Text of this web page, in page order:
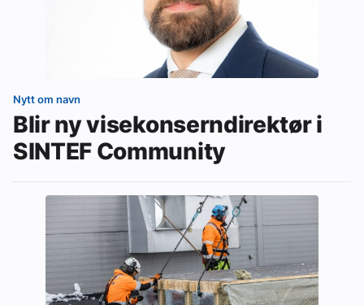
Nytt om navn
Blir ny visekonserndirektør i
SINTEF Community